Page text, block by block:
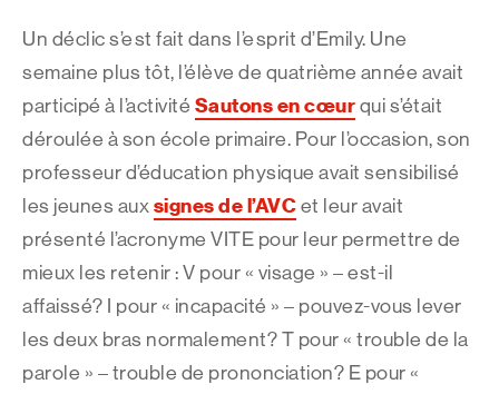
Un déclic s’est fait dans l’esprit d’Emily. Une
semaine plus tôt, l’élève de quatrième année avait
participé à l’activité Sautons en cœur qui s’était
déroulée à son école primaire. Pour l’occasion, son
professeur d’éducation physique avait sensibilisé
les jeunes aux signes de l’AVC et leur avait
présenté l’acronyme VITE pour leur permettre de
mieux les retenir : V pour « visage » – est-il
affaissé? I pour « incapacité » – pouvez-vous lever
les deux bras normalement? T pour « trouble de la
parole » – trouble de prononciation? E pour «